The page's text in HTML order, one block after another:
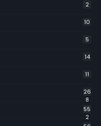
2
10
5
14
11
26
8
55
2